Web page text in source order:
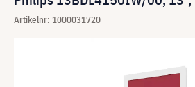
Artikelnr: 1000031720